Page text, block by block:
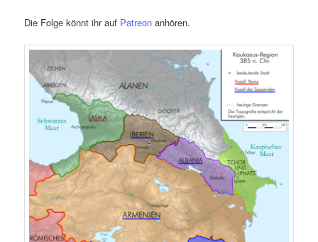
Die Folge könnt ihr auf Patreon anhören.